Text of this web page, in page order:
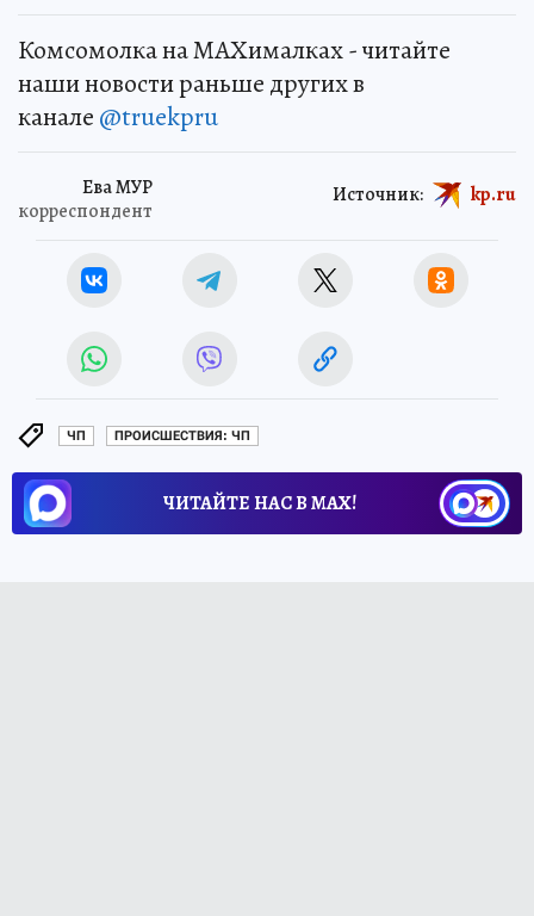
Комсомолка на MAXималках - читайте
наши новости раньше других в
канале @truekpru
Ева МУР
корреспондент
Источник: kp.ru
ЧП ПРОИСШЕСТВИЯ: ЧП
ЧИТАЙТЕ НАС В МАХ!